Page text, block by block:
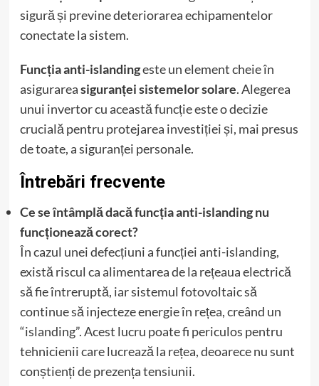
sigură și previne deteriorarea echipamentelor
conectate la sistem.
Funcția anti-islandingeste un element cheie în
asigurareasiguranței sistemelor solare. Alegerea
unui invertor cu această funcție este o decizie
crucială pentru protejarea investiției și, mai presus
de toate, a siguranței personale.
Întrebări frecvente
Ce se întâmplă dacă funcția anti-islanding nu
funcționează corect?
În cazul unei defecțiuni a funcției anti-islanding,
există riscul ca alimentarea de la rețeaua electrică
să fie întreruptă, iar sistemul fotovoltaic să
continue să injecteze energie în rețea, creând un
“islanding”. Acest lucru poate fi periculos pentru
tehnicienii care lucrează la rețea, deoarece nu sunt
conștienți de prezența tensiunii.